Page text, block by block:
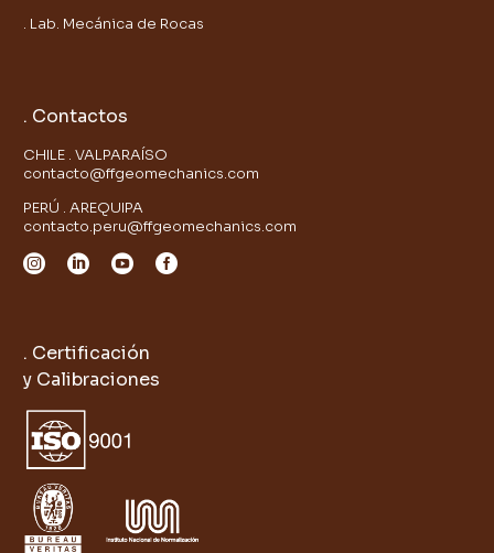
. Lab. Mecánica de Rocas
. Contactos
CHILE . VALPARAÍSO
contacto@ffgeomechanics.com
PERÚ . AREQUIPA
contacto.peru@ffgeomechanics.com
. Certificación
y Calibraciones